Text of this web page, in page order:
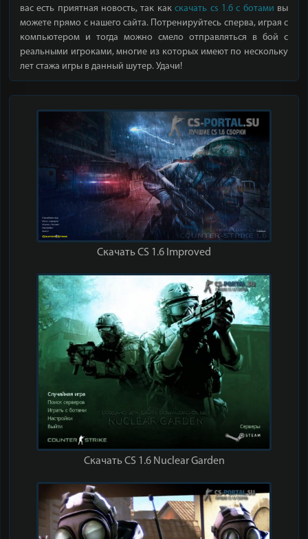
вас есть приятная новость, так какскачать cs 1.6 с ботами вы
можете прямо с нашего сайта. Потренируйтесь сперва, играя с
компьютером и тогда можно смело отправляться в бой с
реальными игроками, многие из которых имеют по нескольку
лет стажа игры в данный шутер. Удачи!
Скачать CS 1.6 Improved
Скачать CS 1.6 Nuclear Garden